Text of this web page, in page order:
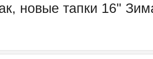
новые тапки 16"